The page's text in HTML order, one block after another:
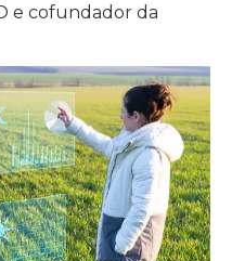
e cofundador da